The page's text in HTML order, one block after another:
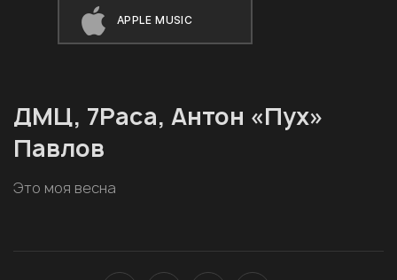
APPLE MUSIC
ДМЦ, 7Раса, Антон «Пух»
Павлов
Это моя весна